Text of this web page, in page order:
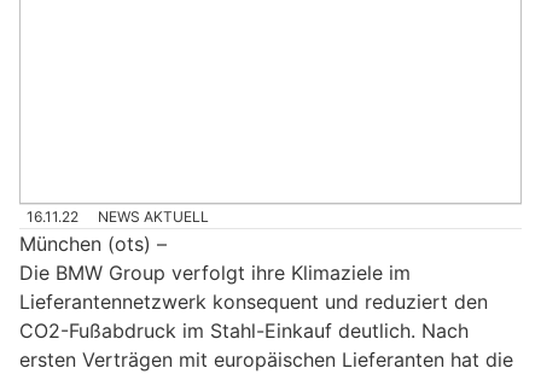
16.11.22 NEWS AKTUELL
München (ots) –
Die BMW Group verfolgt ihre Klimaziele im
Lieferantennetzwerk konsequent und reduziert den
CO2-Fußabdruck im Stahl-Einkauf deutlich. Nach
ersten Verträgen mit europäischen Lieferanten hat die